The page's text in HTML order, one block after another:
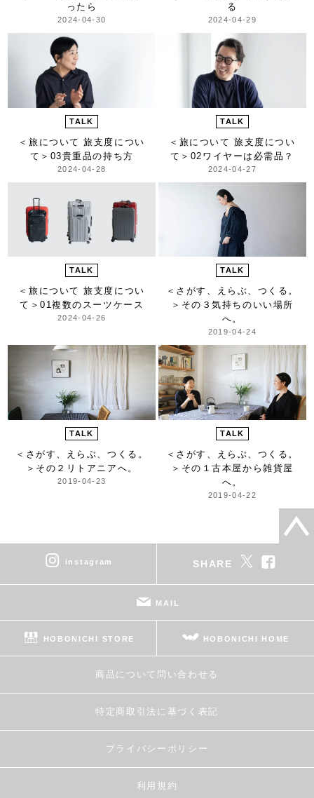
ったら
2024-04-30
る
2024-04-29
TALK
＜旅について 旅支度につい
て＞ 03貴重品の持ち方
2024-04-28
TALK
＜旅について 旅支度につい
て＞ 02ワイヤーは必需品？
2024-04-27
TALK
＜旅について 旅支度につい
て＞01複数のスーツケース
2024-04-26
TALK
＜さがす、えらぶ、つくる。
＞ その３気持ちのいい場所
へ。
2019-04-24
TALK
＜さがす、えらぶ、つくる。
＞ その２リトアニアへ。
2019-04-23
TALK
＜さがす、えらぶ、つくる。
＞ その１古本屋から雑貨屋
へ。
2019-04-22
instagram SHARE
MAIL
HOBONICHI STORE HOBONICHI HOME
商品について問い合わせる
特定商取引法に基づく表記
プライバシーポリシー
利用規約